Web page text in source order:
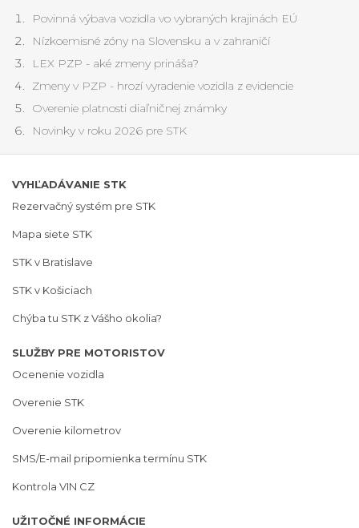
Povinná výbava vozidla vo vybraných krajinách EÚ
Nízkoemisné zóny na Slovensku a v zahraničí
LEX PZP - aké zmeny prináša?
Zmeny v PZP - hrozí vyradenie vozidla z evidencie
Overenie platnosti diaľničnej známky
Novinky v roku 2026 pre STK
VYHĽADÁVANIE STK
Rezervačný systém pre STK
Mapa siete STK
STK v Bratislave
STK v Košiciach
Chýba tu STK z Vášho okolia?
SLUŽBY PRE MOTORISTOV
Ocenenie vozidla
Overenie STK
Overenie kilometrov
SMS/E-mail pripomienka termínu STK
Kontrola VIN CZ
UŽITOČNÉ INFORMÁCIE